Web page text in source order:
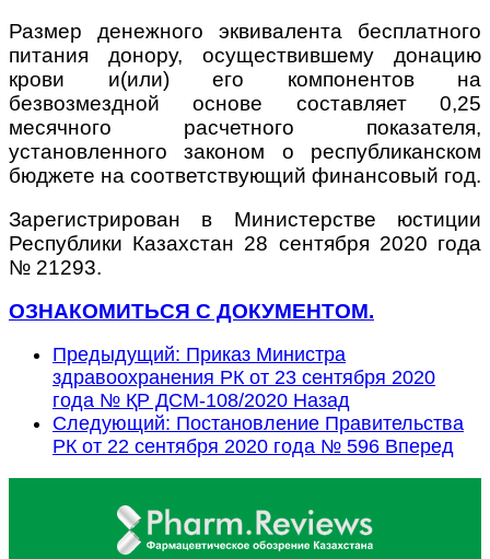
Размер денежного эквивалента бесплатного
питания донору, осуществившему донацию
крови и(или) его компонентов на
безвозмездной основе составляет 0,25
месячного расчетного показателя,
установленного законом о республиканском
бюджете на соответствующий финансовый год.
Зарегистрирован в Министерстве юстиции
Республики Казахстан 28 сентября 2020 года
№ 21293.
ОЗНАКОМИТЬСЯ С ДОКУМЕНТОМ.
Предыдущий: Приказ Министра
здравоохранения РК от 23 сентября 2020
года № ҚР ДСМ-108/2020 Назад
Следующий: Постановление Правительства
РК от 22 сентября 2020 года № 596 Вперед